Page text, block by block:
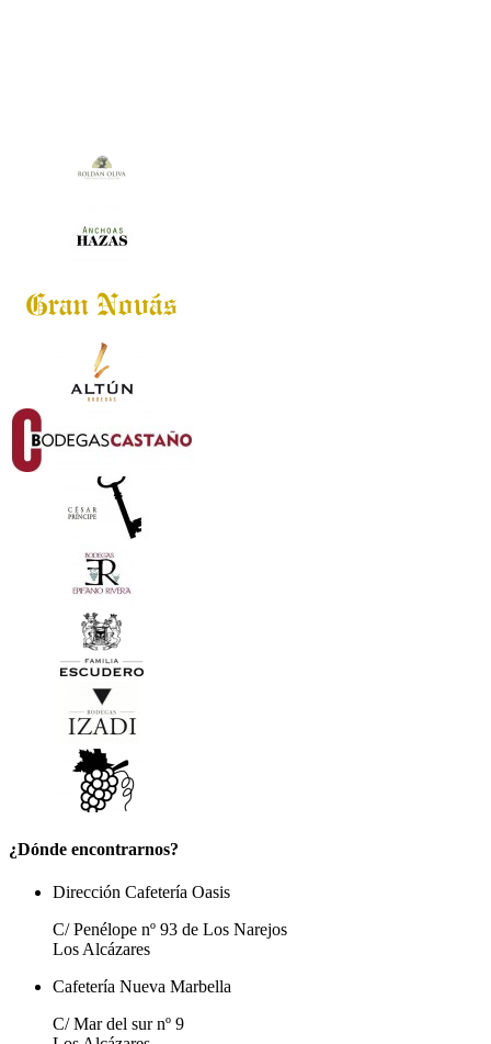
¿Dónde encontrarnos?
Dirección Cafetería Oasis
C/ Penélope nº 93 de Los Narejos
Los Alcázares
Cafetería Nueva Marbella
C/ Mar del sur nº 9